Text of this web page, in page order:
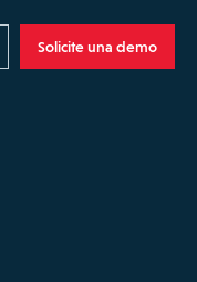
Solicite una demo